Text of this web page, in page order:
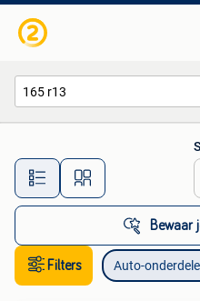
Alle
Bewaar
Filters Auto-